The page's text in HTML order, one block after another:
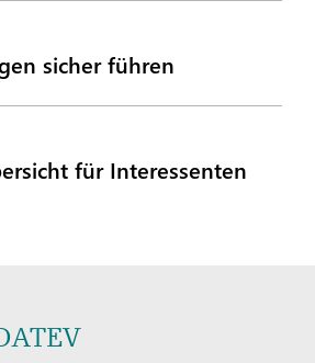
sicher führen
für Interessenten